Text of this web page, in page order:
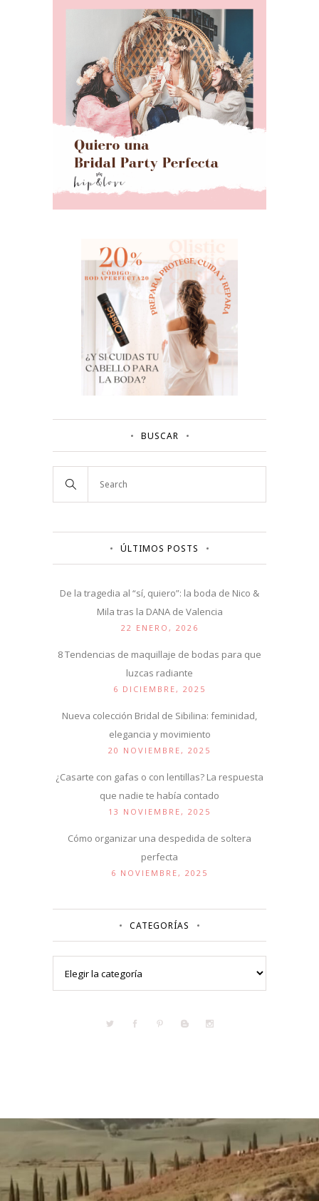
BUSCAR
ÚLTIMOS POSTS
De la tragedia al “sí, quiero”: la boda de Nico &
Mila tras la DANA de Valencia
22 ENERO, 2026
8 Tendencias de maquillaje de bodas para que
luzcas radiante
6 DICIEMBRE, 2025
Nueva colección Bridal de Sibilina: feminidad,
elegancia y movimiento
20 NOVIEMBRE, 2025
¿Casarte con gafas o con lentillas? La respuesta
que nadie te había contado
13 NOVIEMBRE, 2025
Cómo organizar una despedida de soltera
perfecta
6 NOVIEMBRE, 2025
CATEGORÍAS